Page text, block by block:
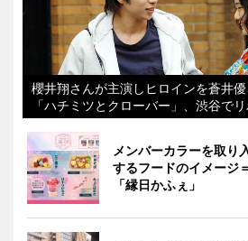
櫻井翔さんが主演しヒロインを蒼井
「ハチミツとクローバー」、渋谷で
メンバーカラーを取り
するフードのイメージ
「縁日かふぇ」